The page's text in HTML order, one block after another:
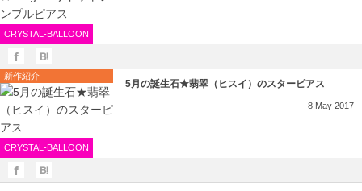
CRYSTAL-BALLOON
新作紹介
CRYSTAL-BALLOON
5月の誕生石★翡翠（ヒスイ）のスターピアス
8 May 2017